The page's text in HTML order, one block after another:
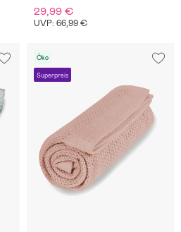
29,99 €
UVP: 66,99 €
Öko
Superpreis